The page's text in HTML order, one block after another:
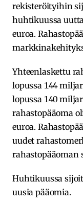
rekisteröityihin
huhtikuussa
euroa.
Yhteenlaskettu
lopussa 144
lopussa 140
rahastopääoma
euroa.
uudet
rahastopääoman
Huhtikuussa
uusia pääomia.